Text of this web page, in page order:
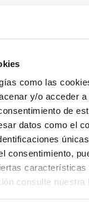
como las
y/o acceder
de
datos como el
consentimiento,
características
consulte nuestra
Añadir
gratis